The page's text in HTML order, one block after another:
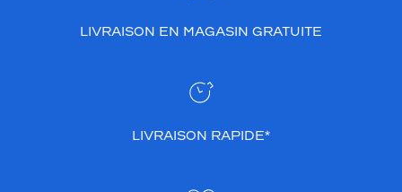
LIVRAISON EN MAGASIN GRATUITE
LIVRAISON RAPIDE*